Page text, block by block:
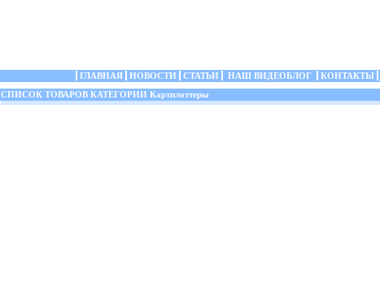
ГЛАВНАЯ НОВОСТИ СТАТЬИ НАШ ВИДЕОБЛОГ КОНТАКТЫ
СПИСОК ТОВАРОВ КАТЕГОРИИ Картплоттеры